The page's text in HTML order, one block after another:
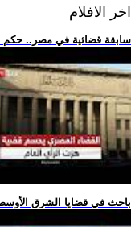
اخر الافلام
.. سابقة قضائية في مصر.. حكم
.. باحث في قضايا الشرق